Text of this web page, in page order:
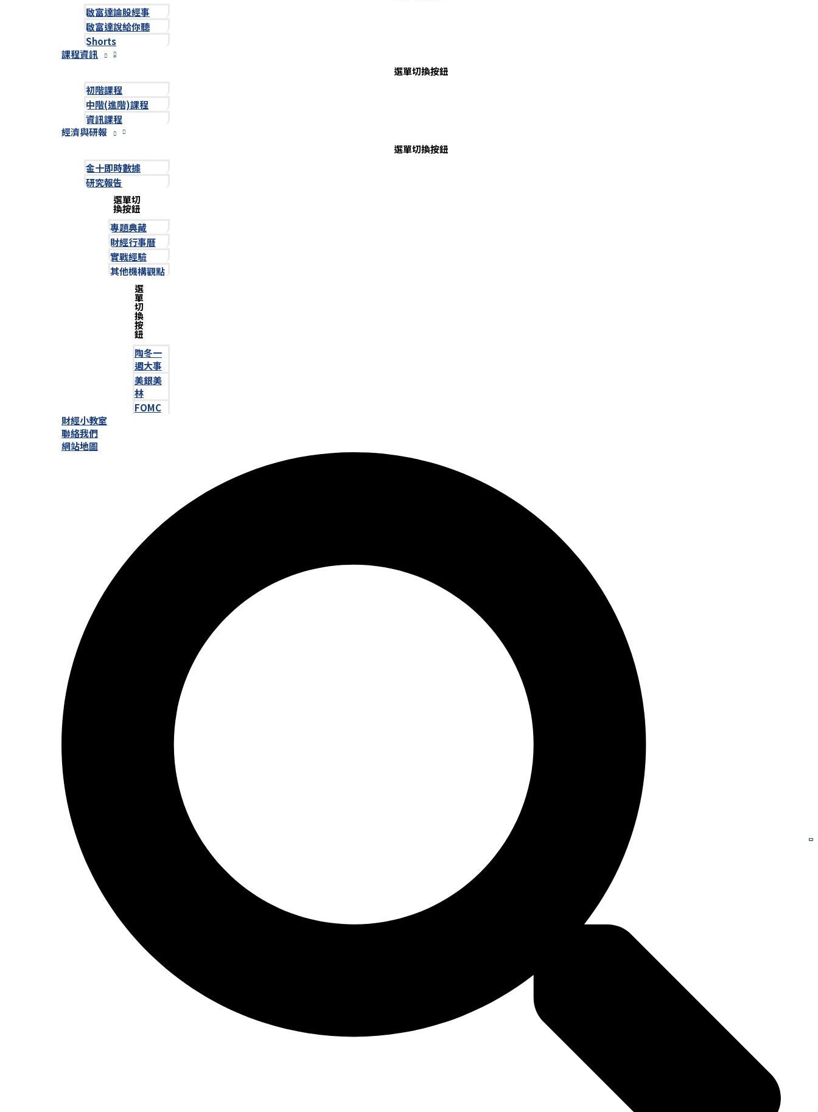
啟富達論股經事
啟富達說給你聽
Shorts
課程資訊
選單切換按鈕
初階課程
中階(進階)課程
資訊課程
經濟與研報
選單切換按鈕
金十即時數據
研究報告
選單切
換按鈕
專題典藏
財經行事曆
實戰經驗
其他機構觀點
選
單
切
換
按
鈕
陶冬一
週大事
美銀美
林
FOMC
財經小教室
聯絡我們
網站地圖